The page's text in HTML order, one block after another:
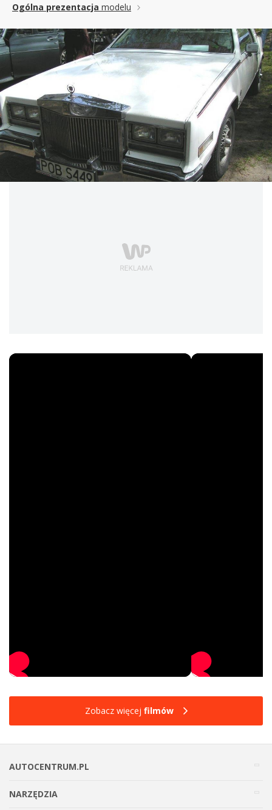
Ogólna prezentacja modelu
Zobacz więcej filmów
AUTOCENTRUM.PL
NARZĘDZIA